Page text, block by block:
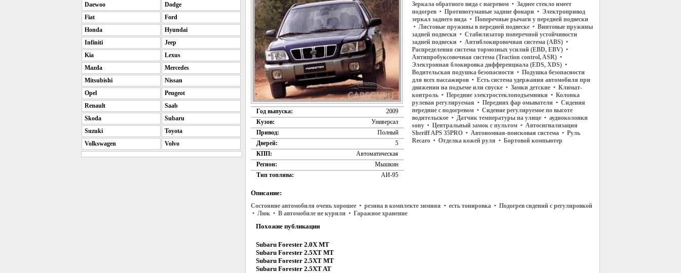
Год выпуска:
2009
Кузов:
Универсал
Привод:
Полный
Дверей:
5
КПП:
Автоматическая
Регион:
Мышкин
Тип топлива:
АИ-95
Зеркала обратного вида с нагревом • Заднее стекло имеет
подогрев • Противотуманые задние фонари • Электропривод
зеркал заднего вида • Поперечные рычаги у передней подвески
• Листовые пружины в передней подвеске • Винтовые пружины
задней подвески • Стабилизатор поперечной устойчивости
задней подвески • Антиблокировочная система (ABS) •
Распределения система тормозных усилий (EBD, EBV) •
Антипробуксовочная система (Traction control, ASR) •
Электронная блокировка дифференциала (EDS, XDS) •
Водительская подушка безопасности • Подушка безопасности
для всех пассажиров • Есть система удержания автомобиля при
движении на подъеме или спуске • Замки детские • Климат-
контроль • Передние электростеклоподъемники • Колонка
рулевая регулируемая • Передних фар омыватели • Сидения
передние с подогревом • Сидение регулируемое по высоте
водительское • Датчик температуры на улице • аудиоколонки
sony • Центральный замок с пультом • Автосигнализация
Sheriff APS 35PRO • Автономная-поисковая система • Руль
Recaro • Отделка кожей руля • Бортовой компьютер
Описание:
Состояние автомобиля очень хорошее • резина в комплекте зимняя • есть тонировка • Подогрев сидений с регулировкой
• Люк • В автомобиле не курили • Гаражное хранение
Похожие публикации
Subaru Forester 2.0X MT
Subaru Forester 2.5XT MT
Subaru Forester 2.5XT MT
Subaru Forester 2.5XT AT
Daewoo
Dodge
Fiat
Ford
Honda
Hyundai
Infiniti
Jeep
Kia
Lexus
Mazda
Mercedes
Mitsubishi
Nissan
Opel
Peugeot
Renault
Saab
Skoda
Subaru
Suzuki
Toyota
Volkswagen
Volvo